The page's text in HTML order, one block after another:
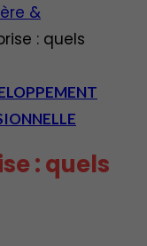
&
: quels
: quels